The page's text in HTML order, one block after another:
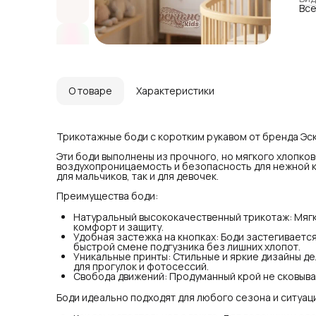
О товаре Характеристики
Трикотажные боди с коротким рукавом от бренда
Эти боди выполнены из прочного, но мягкого
воздухопроницаемость и безопасность для
для мальчиков, так и для девочек.
Преимущества боди:
Натуральный высококачественный трикотаж:
комфорт и защиту.
Удобная застежка на кнопках: Боди
быстрой смене подгузника без лишних хлопот.
Уникальные принты: Стильные и яркие дизайны
для прогулок и фотосессий.
Свобода движений: Продуманный крой не
Боди идеально подходят для любого сезона и